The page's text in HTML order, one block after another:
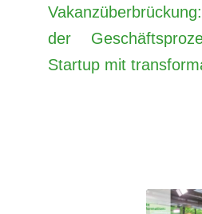
der
Startup mit